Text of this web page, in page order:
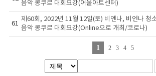
음악 콩쿠르 대회요강(어울아트센터)
61
제60회, 2022년 11월 12일(토) 비엔나, 비엔나 청
음악 콩쿠르 대회요강(Online으로 개최/코로나)
1 2 3 4 5